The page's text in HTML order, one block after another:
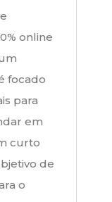
online
focado
para
em
curto
de
o